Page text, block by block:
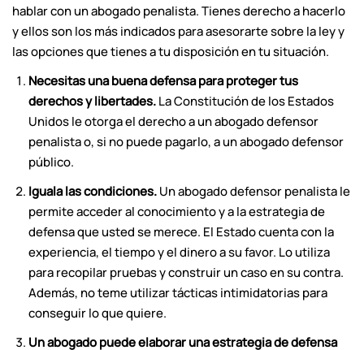
hablar con un abogado penalista. Tienes derecho a hacerlo
y ellos son los más indicados para asesorarte sobre la ley y
las opciones que tienes a tu disposición en tu situación.
Necesitas una buena defensa para proteger tus
derechos y libertades.La Constitución de los Estados
Unidos le otorga el derecho a un abogado defensor
penalista o, si no puede pagarlo, a un abogado defensor
público.
Iguala las condiciones.Un abogado defensor penalista le
permite acceder al conocimiento y a la estrategia de
defensa que usted se merece. El Estado cuenta con la
experiencia, el tiempo y el dinero a su favor. Lo utiliza
para recopilar pruebas y construir un caso en su contra.
Además, no teme utilizar tácticas intimidatorias para
conseguir lo que quiere.
Un abogado puede elaborar una estrategia de defensa